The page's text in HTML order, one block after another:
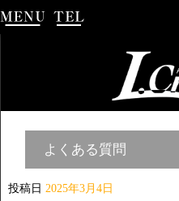
よくある質問
投稿日 2025年3月4日